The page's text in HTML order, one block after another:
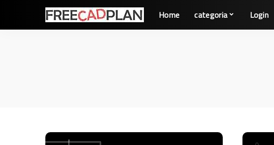
Home categoria Login